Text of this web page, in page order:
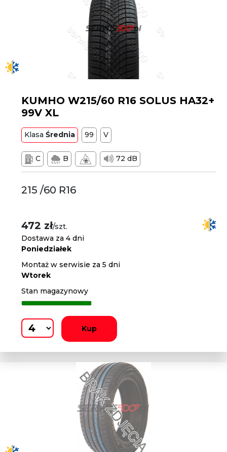
KUMHO W215/60 R16 SOLUS HA32+
99V XL
KlasaŚrednia 99 V
C B 72 dB
215 /60 R16
472 zł/szt.
Dostawa za 4 dni
Poniedziałek
Montaż w serwisie za 5 dni
Wtorek
Stan magazynowy
Kup